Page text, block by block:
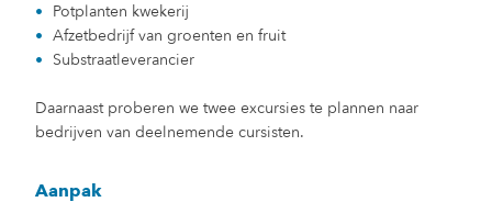
Potplanten kwekerij
Afzetbedrijf van groenten en fruit
Substraatleverancier
Daarnaast proberen we twee excursies te plannen naar
bedrijven van deelnemende cursisten.
Aanpak